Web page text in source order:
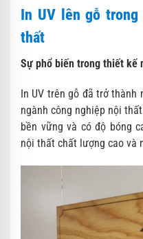
In UV lên gỗ trong
thất
Sự phổ biến trong thiết kế
In UV trên gỗ đã trở thành
ngành công nghiệp nội
bền vững và có độ bóng
nội thất chất lượng cao và